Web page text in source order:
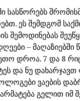
სასწორებს
ეს შემდგომ
შემოდინებას
– მაღაზიებში
დროა. 7 და 8
და ნუ
ვაების
გელით იმ